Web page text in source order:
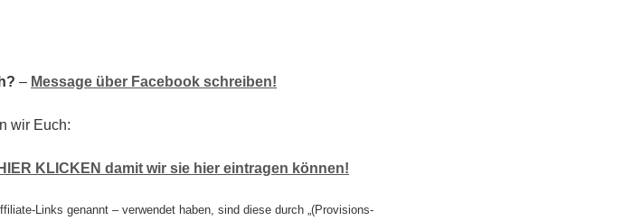
– Message über Facebook schreiben!
wir Euch:
KLICKEN damit wir sie hier eintragen können!
Links genannt – verwendet haben, sind diese durch „(Provisions-